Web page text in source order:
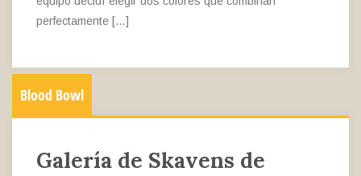
perfectamente […]
Blood Bowl
Galería de Skavens de